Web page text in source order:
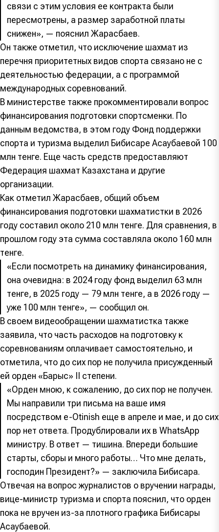
связи с этим условия ее контракта были
пересмотрены, а размер заработной платы
снижен», — пояснил Жарасбаев.
Он также отметил, что исключение шахмат из
перечня приоритетных видов спорта связано не с
деятельностью федерации, а с программой
международных соревнований.
В министерстве также прокомментировали вопрос
финансирования подготовки спортсменки. По
данным ведомства, в этом году Фонд поддержки
спорта и туризма выделил Бибисаре Асаубаевой 100
млн тенге. Еще часть средств предоставляют
Федерация шахмат Казахстана и другие
организации.
Как отметил Жарасбаев, общий объем
финансирования подготовки шахматистки в 2026
году составил около 210 млн тенге. Для сравнения, в
прошлом году эта сумма составляла около 160 млн
тенге.
«Если посмотреть на динамику финансирования,
она очевидна: в 2024 году фонд выделил 63 млн
тенге, в 2025 году — 79 млн тенге, а в 2026 году —
уже 100 млн тенге», — сообщил он.
В своем видеообращении шахматистка также
заявила, что часть расходов на подготовку к
соревнованиям оплачивает самостоятельно, и
отметила, что до сих пор не получила присужденный
ей орден «Барыс» II степени.
«Орден мною, к сожалению, до сих пор не получен.
Мы направили три письма на ваше имя
посредством e-Otinish еще в апреле и мае, и до сих
пор нет ответа. Продублировали их в WhatsApp
министру. В ответ — тишина. Впереди большие
старты, сборы и много работы… Что мне делать,
господин Президент?» — заключила Бибисара.
Отвечая на вопрос журналистов о вручении награды,
вице-министр туризма и спорта пояснил, что орден
пока не вручен из-за плотного графика Бибисары
Асаубаевой.